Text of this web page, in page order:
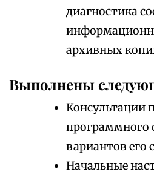
диагностика
архивных
Выполнены
Консультации
программного
вариантов его
Начальные